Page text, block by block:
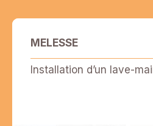
MELESSE
Installation d’un lave-